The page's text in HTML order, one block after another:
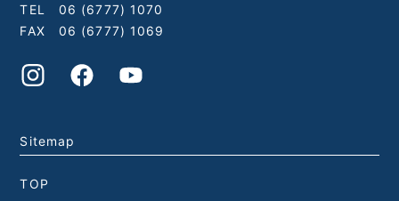
TEL 06 (6777) 1070
FAX 06 (6777) 1069
Sitemap
TOP